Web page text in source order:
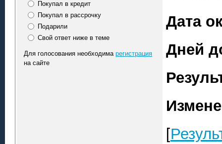
Покупал в кредит
Покупал в рассрочку
Подарили
Свой ответ ниже в теме
Для голосования необходимарегистрация
на сайте
Дата
Дней
[